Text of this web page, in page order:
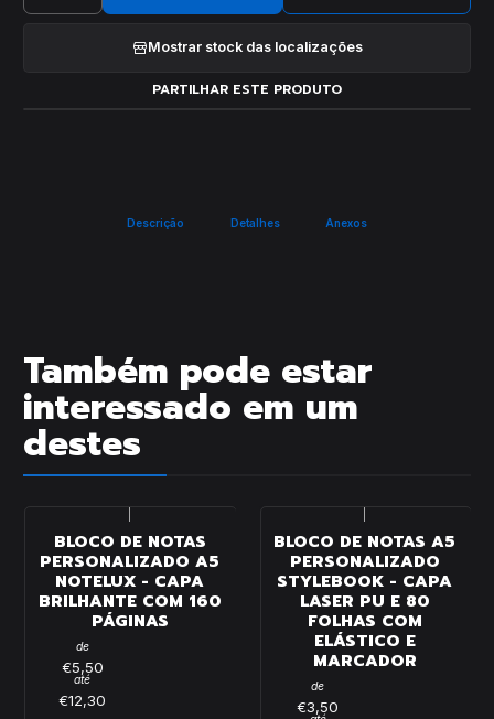
Mostrar stock das localizações
PARTILHAR ESTE PRODUTO
Descrição Detalhes Anexos
Também pode estar
interessado em um
destes
BLOCO DE NOTAS
PERSONALIZADO A5
NOTELUX - CAPA
BRILHANTE COM 160
PÁGINAS
de
€5,50
até
€12,30
BLOCO DE NOTAS A5
PERSONALIZADO
STYLEBOOK - CAPA
LASER PU E 80
FOLHAS COM
ELÁSTICO E
MARCADOR
de
€3,50